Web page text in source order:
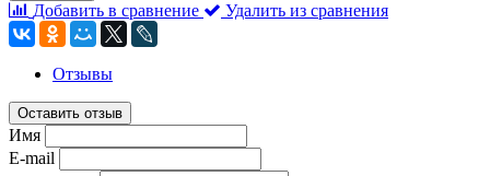
Добавить в сравнение Удалить из сравнения
Отзывы
Оставить отзыв
Имя
E-mail